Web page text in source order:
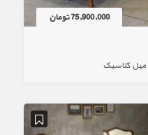
75,900,000 تومان
مبل کلاسیک